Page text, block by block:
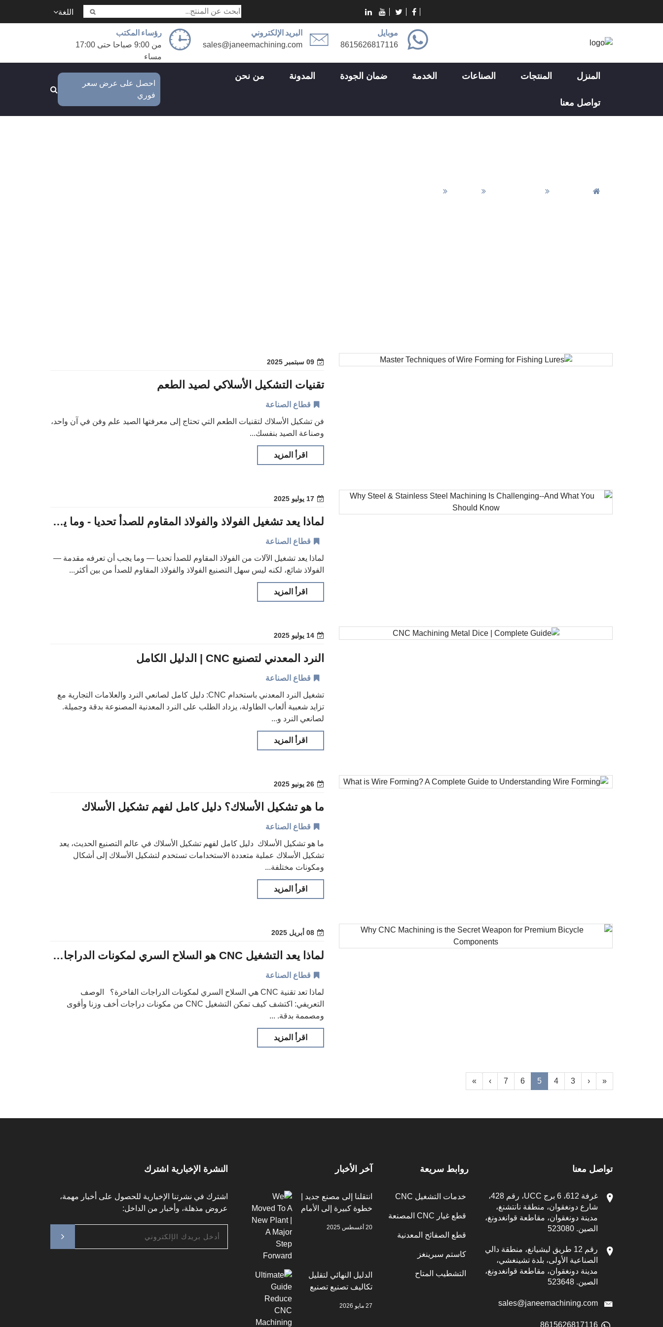
اللغة
رؤساء المكتب
من 9:00 صباحا حتى 17:00
مساء
البريد الإلكتروني
sales@janeemachining.com
موبايل
8615626817116
المنزل المنتجات الصناعات الخدمة ضمان الجودة المدونة من نحن
تواصل معنا
احصل على عرض سعر
فوري
09 سبتمبر 2025
تقنيات التشكيل الأسلاكي لصيد الطعم
قطاع الصناعة
فن تشكيل الأسلاك لتقنيات الطعم التي تحتاج إلى معرفتها الصيد علم وفن في آن واحد،
وصناعة الصيد بنفسك...
اقرأ المزيد
17 يوليو 2025
لماذا يعد تشغيل الفولاذ والفولاذ المقاوم للصدأ تحديا - وما يجب أن تعرفه
قطاع الصناعة
لماذا يعد تشغيل الآلات من الفولاذ المقاوم للصدأ تحديا — وما يجب أن تعرفه مقدمة —
الفولاذ شائع، لكنه ليس سهل التصنيع الفولاذ والفولاذ المقاوم للصدأ من بين أكثر...
اقرأ المزيد
14 يوليو 2025
النرد المعدني لتصنيع CNC | الدليل الكامل
قطاع الصناعة
تشغيل النرد المعدني باستخدام CNC: دليل كامل لصانعي النرد والعلامات التجارية مع
تزايد شعبية ألعاب الطاولة، يزداد الطلب على النرد المعدنية المصنوعة بدقة وجميلة.
لصانعي النرد و...
اقرأ المزيد
26 يونيو 2025
ما هو تشكيل الأسلاك؟ دليل كامل لفهم تشكيل الأسلاك
قطاع الصناعة
ما هو تشكيل الأسلاك دليل كامل لفهم تشكيل الأسلاك في عالم التصنيع الحديث، يعد
تشكيل الأسلاك عملية متعددة الاستخدامات تستخدم لتشكيل الأسلاك إلى أشكال
ومكونات مختلفة...
اقرأ المزيد
08 أبريل 2025
لماذا يعد التشغيل CNC هو السلاح السري لمكونات الدراجات الفاخرة
قطاع الصناعة
لماذا تعد تقنية CNC هي السلاح السري لمكونات الدراجات الفاخرة؟ الوصف
التعريفي: اكتشف كيف تمكن التشغيل CNC من مكونات دراجات أخف وزنا وأقوى
ومصممة بدقة. ...
اقرأ المزيد
«
‹
3
4
5
6
7
›
»
تواصل معنا
غرفة 612، 6 برج UCC، رقم 428،
شارع دونغقوان، منطقة نانتشنغ،
مدينة دونغقوان، مقاطعة قوانغدونغ،
الصين. 523080
رقم 12 طريق ليشيانغ، منطقة دالي
الصناعية الأولى، بلدة تشينغشي،
مدينة دونغقوان، مقاطعة قوانغدونغ،
الصين. 523648
sales@janeemachining.com
8615626817116
روابط سريعة
خدمات التشغيل CNC
قطع غيار CNC المصنعة
قطع الصفائح المعدنية
كاستم سبرينغز
التشطيب المتاح
آخر الأخبار
انتقلنا إلى مصنع جديد |
خطوة كبيرة إلى الأمام
20 أغسطس 2025
الدليل النهائي لتقليل
تكاليف تصنيع تصنيع
27 مايو 2026
النشرة الإخبارية اشترك
اشترك في نشرتنا الإخبارية للحصول على أخبار مهمة،
عروض مذهلة، وأخبار من الداخل: